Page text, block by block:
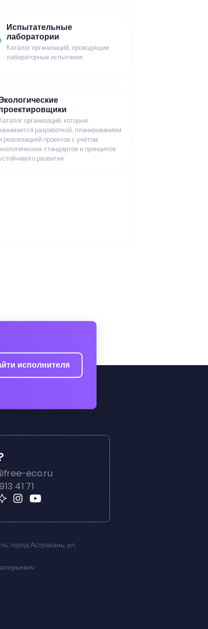
Испытательные
лаборатории
Каталог организаций, проводящие
лабораторные испытания
организаций, которые
разработкой, планированием
реализацией проектов с учётом
стандартов и принципов
развития
исполнителя
eco.ru
41 71
, город Астрахань, ул.